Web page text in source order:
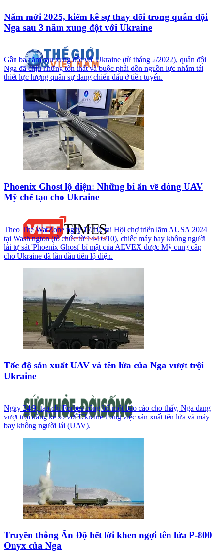
Năm mới 2025, kiểm kê sự thay đổi trong quân đội
Nga sau 3 năm xung đột với Ukraine
Gần ba năm sau xung đột với Ukraine (từ tháng 2/2022), quân đội
Nga đã chịu những tổn thất và buộc phải dồn nguồn lực nhằm tái
thiết lực lượng quân sự đang chiến đấu ở tiền tuyến.
Phoenix Ghost lộ diện: Những bí ẩn về dòng UAV
Mỹ chế tạo cho Ukraine
Theo The WarZone ngày 17/10, tại Hội chợ triển lãm AUSA 2024
tại Washington (tổ chức từ 14-16/10), chiếc máy bay không người
lái tự sát 'Phoenix Ghost' bí mật của AEVEX được Mỹ cung cấp
cho Ukraine đã lần đầu tiên lộ diện.
Tốc độ sản xuất UAV và tên lửa của Nga vượt trội
Ukraine
Ngày 24/9, tạp chí Forbes công bố một báo cáo cho thấy, Nga đang
vượt trội đáng kể so với Ukraine trong việc sản xuất tên lửa và máy
bay không người lái (UAV).
Truyền thông Ấn Độ hết lời khen ngợi tên lửa P-800
Onyx của Nga